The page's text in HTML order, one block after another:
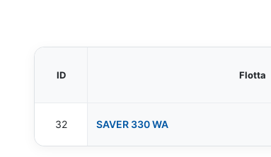
ID Flotta
32 SAVER 330 WA